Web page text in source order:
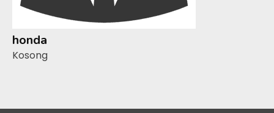
honda
Kosong